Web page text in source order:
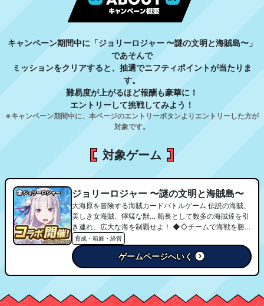
キャンペーン期間中に「ジョリーロジャー 〜謎の文明と海賊島〜」
であそんで
ミッションをクリアすると、抽選でニフティポイントが当たりま
す。
難易度が上がるほど報酬も豪華に！
エントリーして挑戦してみよう！
※キャンペーン期間中に、本ページのエントリーボタンよりエントリーした方が
対象です。
対象ゲーム
ジョリーロジャー 〜謎の文明と海賊島〜
大海原を冒険する海賊カードバトルゲーム 伝説の海賊、
美しき女海賊、獰猛な獣… 船長として数多の海賊達を引
き連れ、広大な海を制覇せよ！ ◆◇チームで海戦を勝ち
抜き、頂点へ！◇◆ プレイヤー同士で海賊団を結成し、
毎日開催される[蒼海の覇戦]～レイヴンスティール～で
海賊の頂点を目指せ！ 次々と襲ってくる巨大な魔物を仲
間と共に討伐し、最強の海賊団となれ！ ☆★美麗海賊カ
どの能力を伸ばすかでその力は大きく変化するぞ！ 最強
育成・箱庭・経営
ゲームページへいく